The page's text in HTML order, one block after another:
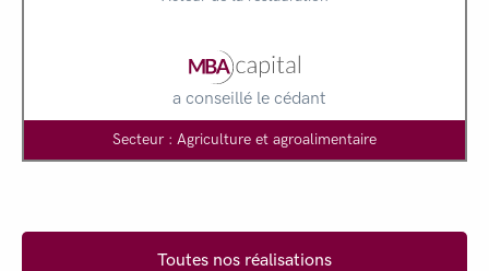
a conseillé le cédant
Secteur : Agriculture et agroalimentaire
Toutes nos réalisations